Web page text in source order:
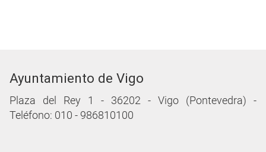
Ayuntamiento de Vigo
Plaza del Rey 1 - 36202 - Vigo (Pontevedra) -
Teléfono: 010 - 986810100